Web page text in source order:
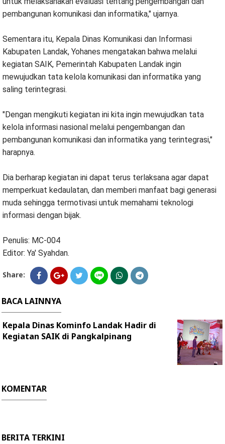
pembangunan komunikasi dan informatika," ujarnya.
Sementara itu, Kepala Dinas Komunikasi dan Informasi
Kabupaten Landak, Yohanes mengatakan bahwa melalui
kegiatan SAIK, Pemerintah Kabupaten Landak ingin
mewujudkan tata kelola komunikasi dan informatika yang
saling terintegrasi.
"Dengan mengikuti kegiatan ini kita ingin mewujudkan tata
kelola informasi nasional melalui pengembangan dan
pembangunan komunikasi dan informatika yang terintegrasi,"
harapnya.
Dia berharap kegiatan ini dapat terus terlaksana agar dapat
memperkuat kedaulatan, dan memberi manfaat bagi generasi
muda sehingga termotivasi untuk memahami teknologi
informasi dengan bijak.
Penulis: MC-004
Editor: Ya' Syahdan.
Share:
BACA LAINNYA
Kepala Dinas Kominfo Landak Hadir di
Kegiatan SAIK di Pangkalpinang
KOMENTAR
BERITA TERKINI